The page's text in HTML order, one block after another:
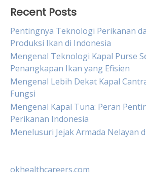
Recent Posts
Pentingnya Teknologi Perikanan
Produksi Ikan di Indonesia
Mengenal Teknologi Kapal Purse
Penangkapan Ikan yang Efisien
Mengenal Lebih Dekat Kapal
Fungsi
Mengenal Kapal Tuna: Peran
Perikanan Indonesia
Menelusuri Jejak Armada Nelayan
okhealthcareers.com